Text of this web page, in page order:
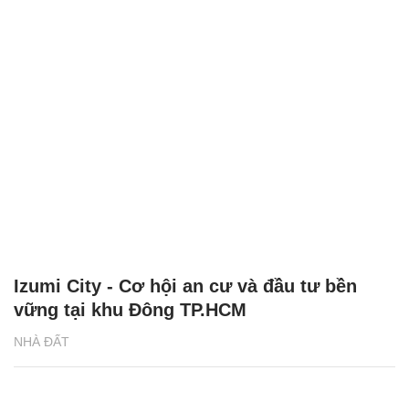
NHÀ ĐẤT
Izumi City - Cơ hội an cư và đầu tư bền
vững tại khu Đông TP.HCM